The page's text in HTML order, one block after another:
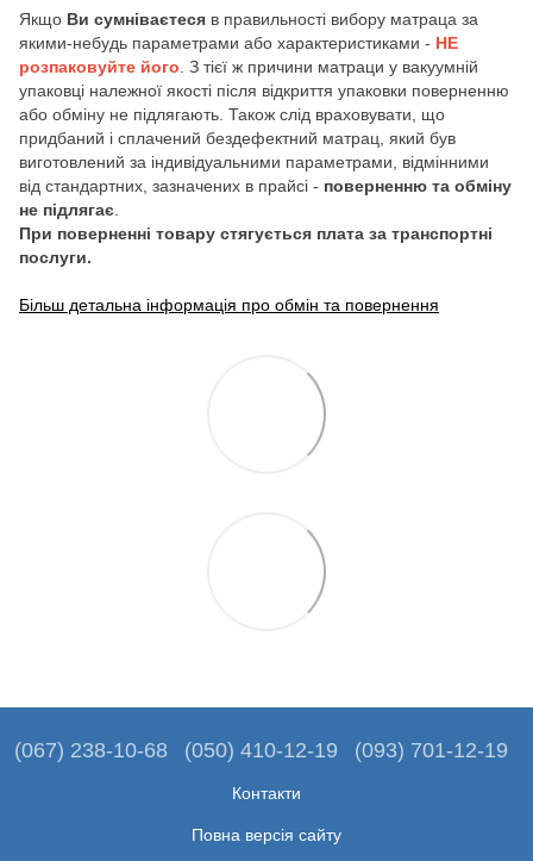
Якщо Ви сумніваєтеся в правильності вибору матраца за
якими-небудь параметрами або характеристиками - НЕ
розпаковуйте його . З тієї ж причини матраци у вакуумній
упаковці належної якості після відкриття упаковки поверненню
або обміну не підлягають. Також слід враховувати, що
придбаний і сплачений бездефектний матрац, який був
виготовлений за індивідуальними параметрами, відмінними
від стандартних, зазначених в прайсі - поверненню та обміну
не підлягає
При поверненні товару стягується плата за транспортні
послуги.
Більш детальна інформація про обмін та повернення
(067) 238-10-68 (050) 410-12-19 (093) 701-12-19
Контакти
Повна версія сайту